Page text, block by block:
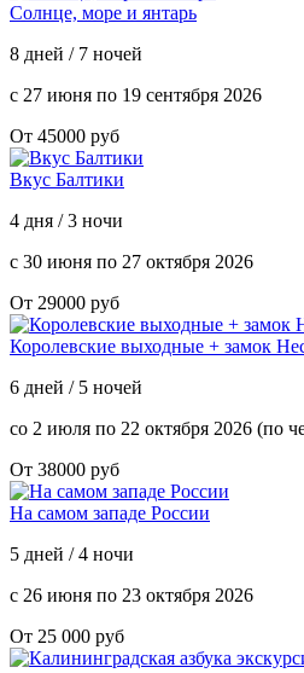
Солнце, море и янтарь
8 дней / 7 ночей
с 27 июня по 19 сентября 2026
От 45000 руб
Вкус Балтики
4 дня / 3 ночи
с 30 июня по 27 октября 2026
От 29000 руб
Королевские выходные + замок
6 дней / 5 ночей
со 2 июля по 22 октября 2026 (по
От 38000 руб
На самом западе России
5 дней / 4 ночи
с 26 июня по 23 октября 2026
От 25 000 руб